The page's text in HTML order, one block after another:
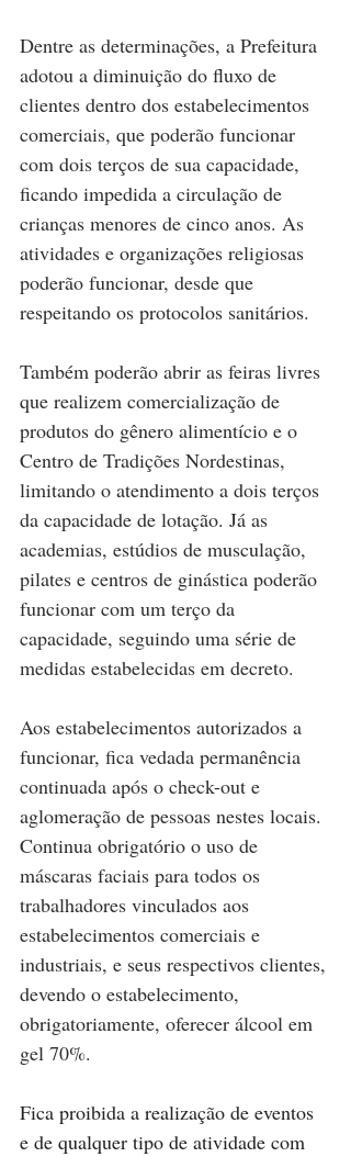
Dentre as determinações, a Prefeitura
adotou a diminuição do fluxo de
clientes dentro dos estabelecimentos
comerciais, que poderão funcionar
com dois terços de sua capacidade,
ficando impedida a circulação de
crianças menores de cinco anos. As
atividades e organizações religiosas
poderão funcionar, desde que
respeitando os protocolos sanitários.
Também poderão abrir as feiras livres
que realizem comercialização de
produtos do gênero alimentício e o
Centro de Tradições Nordestinas,
limitando o atendimento a dois terços
da capacidade de lotação. Já as
academias, estúdios de musculação,
pilates e centros de ginástica poderão
funcionar com um terço da
capacidade, seguindo uma série de
medidas estabelecidas em decreto.
Aos estabelecimentos autorizados a
funcionar, fica vedada permanência
continuada após o check-out e
aglomeração de pessoas nestes locais.
Continua obrigatório o uso de
máscaras faciais para todos os
trabalhadores vinculados aos
estabelecimentos comerciais e
industriais, e seus respectivos clientes,
devendo o estabelecimento,
obrigatoriamente, oferecer álcool em
gel 70%.
Fica proibida a realização de eventos
e de qualquer tipo de atividade com